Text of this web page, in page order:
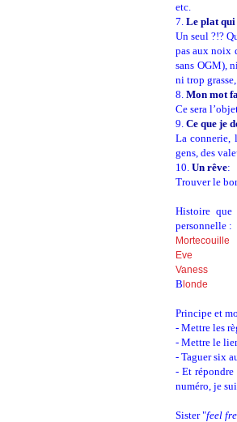
etc.
7. Le plat qui
Un seul ?!?
pas aux noix
sans OGM),
ni trop
8. Mon mot
Ce sera
9. Ce que je
La connerie,
gens, des
10. Un rêve:
Trouver le
Histoire que
personnelle :
Mortecouille
Eve
Vaness
Blonde
Principe et
- Mettre les
- Mettre le
- Taguer six
- Et
numéro, je
Sister "feel